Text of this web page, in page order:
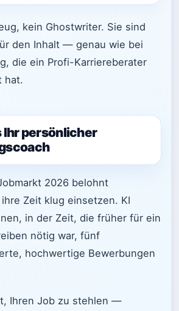
kein Ghostwriter. Sie sind
den Inhalt — genau wie bei
die ein Profi-Karriereberater
hat.
Ihr persönlicher
2026 belohnt
Zeit klug einsetzen. KI
in der Zeit, die früher für ein
nötig war, fünf
hochwertige Bewerbungen
Ihren Job zu stehlen —